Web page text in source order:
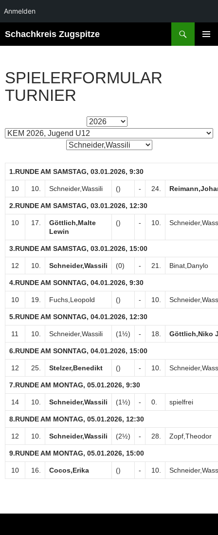
Anmelden
Schachkreis Zugspitze
SPIELERFORMULAR
TURNIER
1.RUNDE AM SAMSTAG, 03.01.2026, 9:30
10 10. Schneider,Wassili () - 24.
2.RUNDE AM SAMSTAG, 03.01.2026, 12:30
10 17.
Göttlich,Malte
Lewin
() - 10.
3.RUNDE AM SAMSTAG, 03.01.2026, 15:00
12 10. Schneider,Wassili (0) - 21. Binat,Danylo
4.RUNDE AM SONNTAG, 04.01.2026, 9:30
10 19. Fuchs,Leopold () - 10.
5.RUNDE AM SONNTAG, 04.01.2026, 12:30
11 10. Schneider,Wassili (1½) - 18. Göttlich,Niko
6.RUNDE AM SONNTAG, 04.01.2026, 15:00
12 25. Stelzer,Benedikt () - 10.
7.RUNDE AM MONTAG, 05.01.2026, 9:30
14 10. Schneider,Wassili (1½) - 0. spielfrei
8.RUNDE AM MONTAG, 05.01.2026, 12:30
12 10. Schneider,Wassili (2½) - 28. Zopf,Theodor
9.RUNDE AM MONTAG, 05.01.2026, 15:00
10 16. Cocos,Erika () - 10.